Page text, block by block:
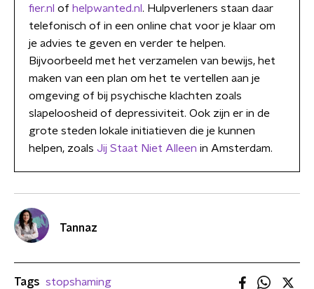
fier.nl of helpwanted.nl . Hulpverleners staan daar
telefonisch of in een online chat voor je klaar om
je advies te geven en verder te helpen.
Bijvoorbeeld met het verzamelen van bewijs, het
maken van een plan om het te vertellen aan je
omgeving of bij psychische klachten zoals
slapeloosheid of depressiviteit. Ook zijn er in de
grote steden lokale initiatieven die je kunnen
helpen, zoals Jij Staat Niet Alleen in Amsterdam.
Tannaz
Tags stopshaming